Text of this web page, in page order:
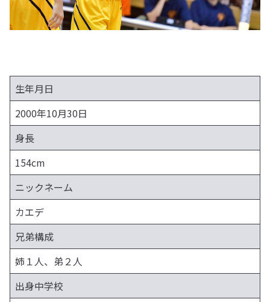
生年月日
2000年10月30日
身長
154cm
ニックネーム
カエデ
兄弟構成
姉１人、弟２人
出身中学校